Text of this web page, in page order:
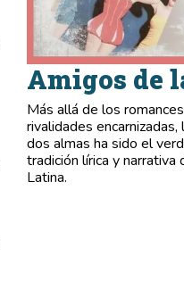
Amigos de
Más allá de los
rivalidades
dos almas ha sido el
tradición lírica y
Latina.